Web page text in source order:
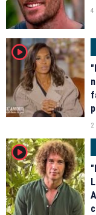
4
player2
2
player2